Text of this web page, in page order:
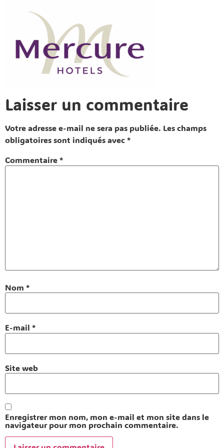
Laisser un commentaire
Votre adresse e-mail ne sera pas publiée. Les champs
obligatoires sont indiqués avec*
Commentaire*
Nom *
E-mail *
Site web
Enregistrer mon nom, mon e-mail et mon site dans le
navigateur pour mon prochain commentaire.